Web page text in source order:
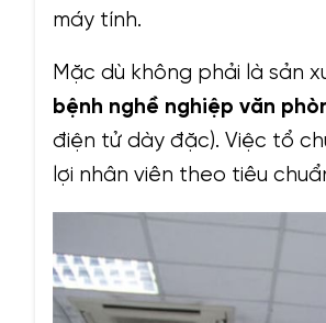
máy tính.
Mặc dù không phải là sản
bệnh nghề nghiệp văn
điện tử dày đặc). Việc tổ
lợi nhân viên theo tiêu